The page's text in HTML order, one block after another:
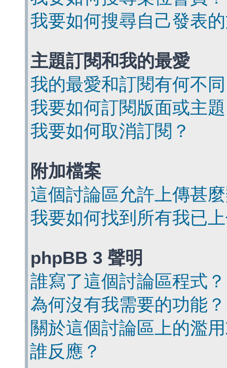
我要如何搜尋自己發表
主題訂閱和我的最愛
我的最愛和訂閱有何不
我要如何訂閱版面或主
我要如何取消訂閱？
附加檔案
這個討論區允許上傳甚
我要如何找到所有我已
phpBB 3 聲明
誰寫了這個討論區程式？
為何沒有我需要的功能？
關於這個討論區上的濫
誰反應？